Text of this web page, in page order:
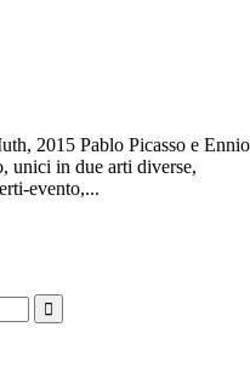
2015 Pablo Picasso e Ennio
unici in due arti diverse,
evento,...